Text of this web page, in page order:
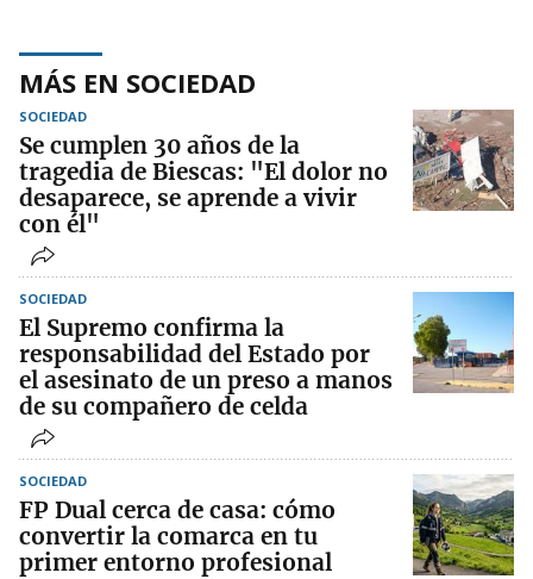
MÁS EN SOCIEDAD
SOCIEDAD
Se cumplen 30 años de la
tragedia de Biescas: "El dolor no
desaparece, se aprende a vivir
con él"
SOCIEDAD
El Supremo confirma la
responsabilidad del Estado por
el asesinato de un preso a manos
de su compañero de celda
SOCIEDAD
FP Dual cerca de casa: cómo
convertir la comarca en tu
primer entorno profesional